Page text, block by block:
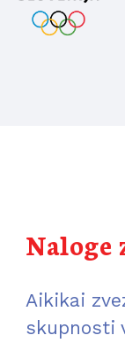
Naloge
Aikikai
skupnosti